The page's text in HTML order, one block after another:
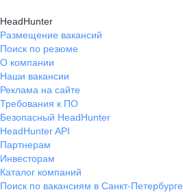
HeadHunter
Размещение вакансий
Поиск по резюме
О компании
Наши вакансии
Реклама на сайте
Требования к ПО
Безопасный HeadHunter
HeadHunter API
Партнерам
Инвесторам
Каталог компаний
Поиск по вакансиям в Санкт-Петербурге